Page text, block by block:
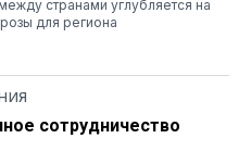
странами углубляется на
для региона
сотрудничество